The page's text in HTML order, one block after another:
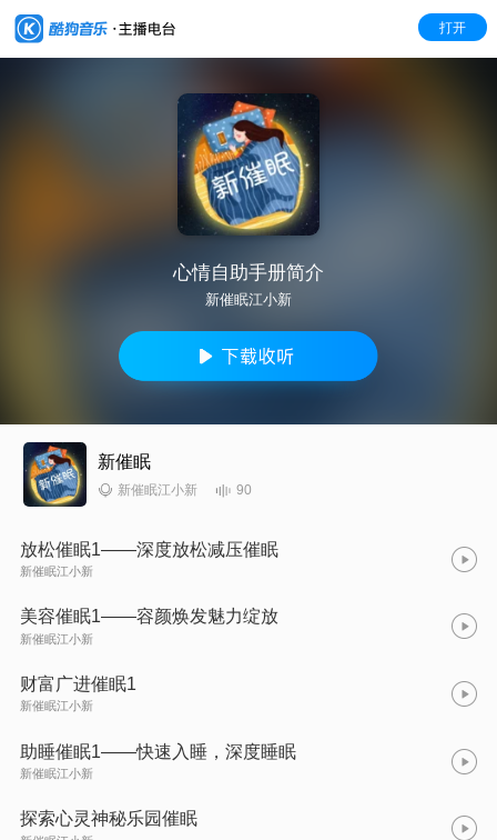
打开
心情自助手册简介
新催眠江小新
新催眠
新催眠江小新 90
放松催眠1——深度放松减压催眠
新催眠江小新
美容催眠1——容颜焕发魅力绽放
新催眠江小新
财富广进催眠1
新催眠江小新
助睡催眠1——快速入睡，深度睡眠
新催眠江小新
探索心灵神秘乐园催眠